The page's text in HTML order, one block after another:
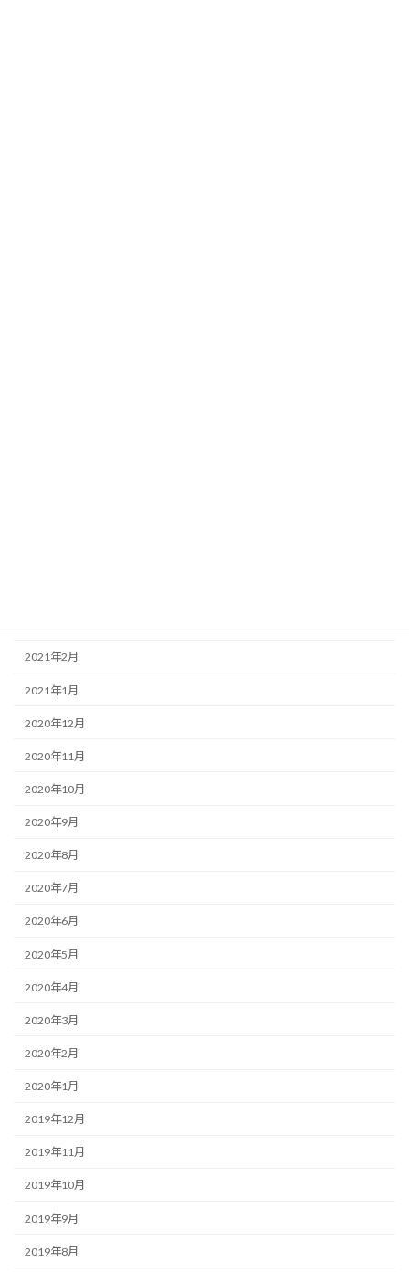
2021年2月
2021年1月
2020年12月
2020年11月
2020年10月
2020年9月
2020年8月
2020年7月
2020年6月
2020年5月
2020年4月
2020年3月
2020年2月
2020年1月
2019年12月
2019年11月
2019年10月
2019年9月
2019年8月